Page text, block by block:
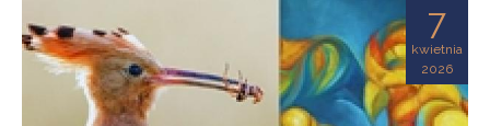
7
kwietnia
2026